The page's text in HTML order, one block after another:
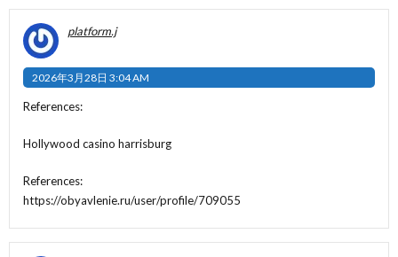
platform.j
2026年3月28日 3:04 AM
References:
Hollywood casino harrisburg
References:
https://obyavlenie.ru/user/profile/709055